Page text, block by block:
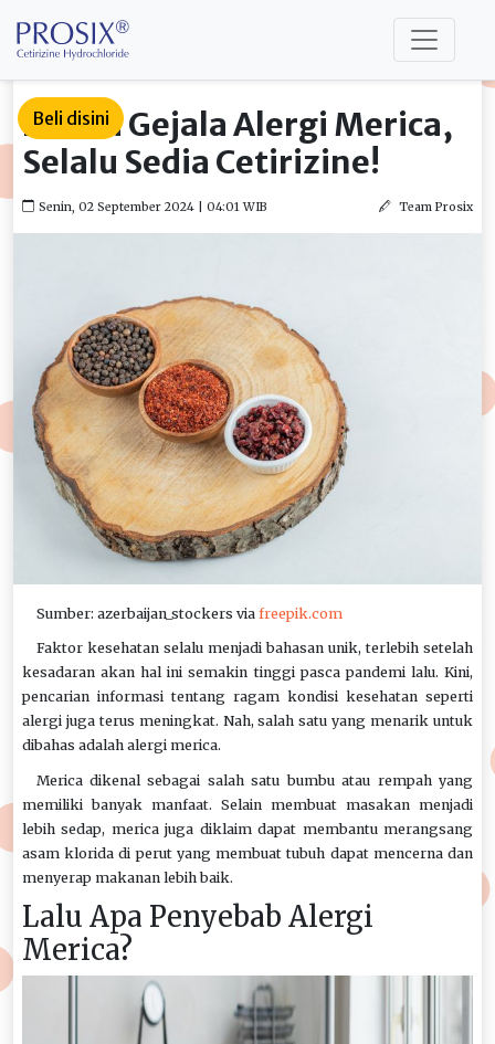
Beli disini
Kenali Gejala Alergi Merica,
Selalu Sedia Cetirizine!
Senin, 02 September 2024 | 04:01 WIB Team Prosix
Sumber: azerbaijan_stockers via freepik.com
Faktor kesehatan selalu menjadi bahasan unik, terlebih setelah
kesadaran akan hal ini semakin tinggi pasca pandemi lalu. Kini,
pencarian informasi tentang ragam kondisi kesehatan seperti
alergi juga terus meningkat. Nah, salah satu yang menarik untuk
dibahas adalah alergi merica.
Merica dikenal sebagai salah satu bumbu atau rempah yang
memiliki banyak manfaat. Selain membuat masakan menjadi
lebih sedap, merica juga diklaim dapat membantu merangsang
asam klorida di perut yang membuat tubuh dapat mencerna dan
menyerap makanan lebih baik.
Lalu Apa Penyebab Alergi
Merica?